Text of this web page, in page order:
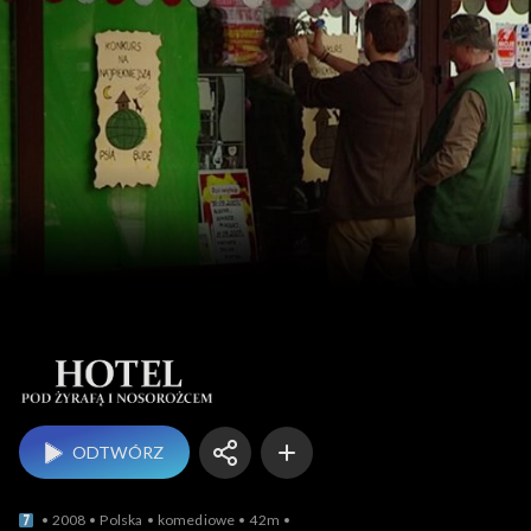
Hotel pod żyrafą
ODTWÓRZ
2008 Polska komediowe
42m